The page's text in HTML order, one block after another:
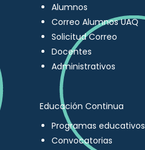
Alumnos
Correo Alumnos UAQ
Solicitud Correo
Docentes
Administrativos
Educación Continua
Programas educativos
Convocatorias